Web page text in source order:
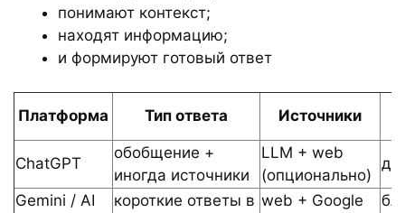
понимают контекст;
находят информацию;
и формируют готовый ответ
Платформа Тип ответа Источники
ChatGPT
обобщение +
иногда источники
LLM + web
(опционально)
Gemini / AI
короткие ответы в web + Google